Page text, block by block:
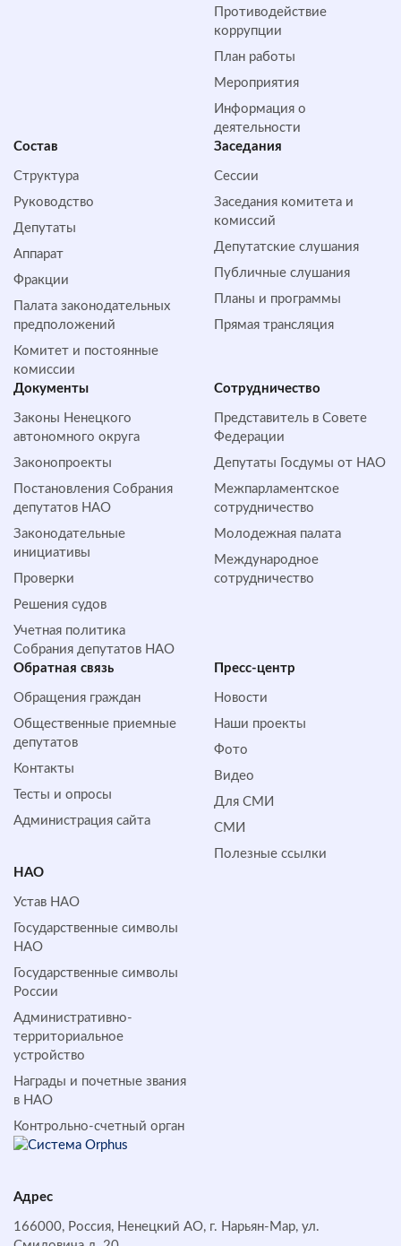
Противодействие
коррупции
План работы
Мероприятия
Информация о
деятельности
Состав
Структура
Руководство
Депутаты
Аппарат
Фракции
Палата законодательных
предположений
Комитет и постоянные
комиссии
Заседания
Сессии
Заседания комитета и
комиссий
Депутатские слушания
Публичные слушания
Планы и программы
Прямая трансляция
Документы
Законы Ненецкого
автономного округа
Законопроекты
Постановления Собрания
депутатов НАО
Законодательные
инициативы
Проверки
Решения судов
Учетная политика
Собрания депутатов НАО
Сотрудничество
Представитель в Совете
Федерации
Депутаты Госдумы от НАО
Межпарламентское
сотрудничество
Молодежная палата
Международное
сотрудничество
Обратная cвязь
Обращения граждан
Общественные приемные
депутатов
Контакты
Тесты и опросы
Администрация сайта
Пресс-центр
Новости
Наши проекты
Фото
Видео
Для СМИ
СМИ
Полезные ссылки
НАО
Устав НАО
Государственные символы
НАО
Государственные символы
России
Административно-
территориальное
устройство
Награды и почетные звания
в НАО
Контрольно-счетный орган
Адрес
166000, Россия, Ненецкий АО, г. Нарьян-Мар, ул.